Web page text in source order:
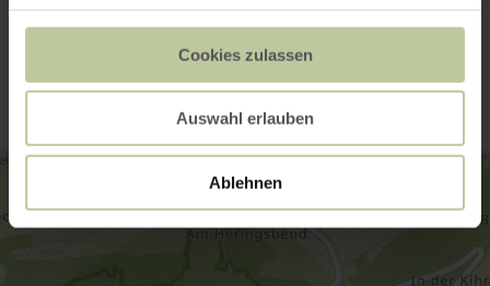
Cookies zulassen
Auswahl erlauben
Ablehnen
Kontakt